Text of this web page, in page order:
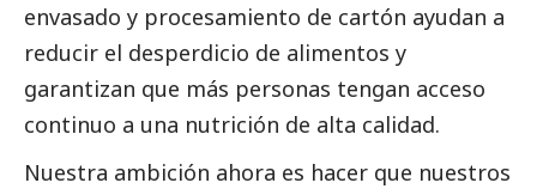
envasado y procesamiento de cartón ayudan a
reducir el desperdicio de alimentos y
garantizan que más personas tengan acceso
continuo a una nutrición de alta calidad.
Nuestra ambición ahora es hacer que nuestros